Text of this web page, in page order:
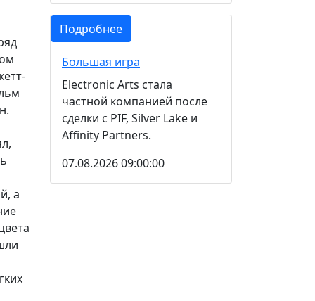
а
Подробнее
Большая игра
Electronic Arts стала
частной компанией после
сделки с PIF, Silver Lake и
Affinity Partners.
07.08.2026 09:00:00